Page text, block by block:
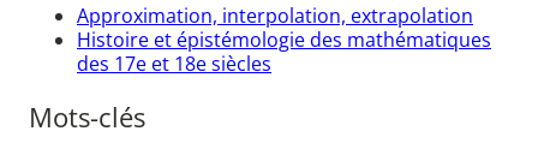
Approximation, interpolation, extrapolation
Histoire et épistémologie des mathématiques
des 17e et 18e siècles
Mots-clés